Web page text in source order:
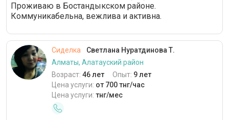
Проживаю в Бостандыкском районе.
Коммуникабельна, вежлива и активна.
Сиделка
Светлана Нуратдинова Т.
Алматы, Алатауский район
Возраст: 46 лет Опыт: 9 лет
Цена услуги: от 700 тнг/час
Цена услуги: тнг/мес